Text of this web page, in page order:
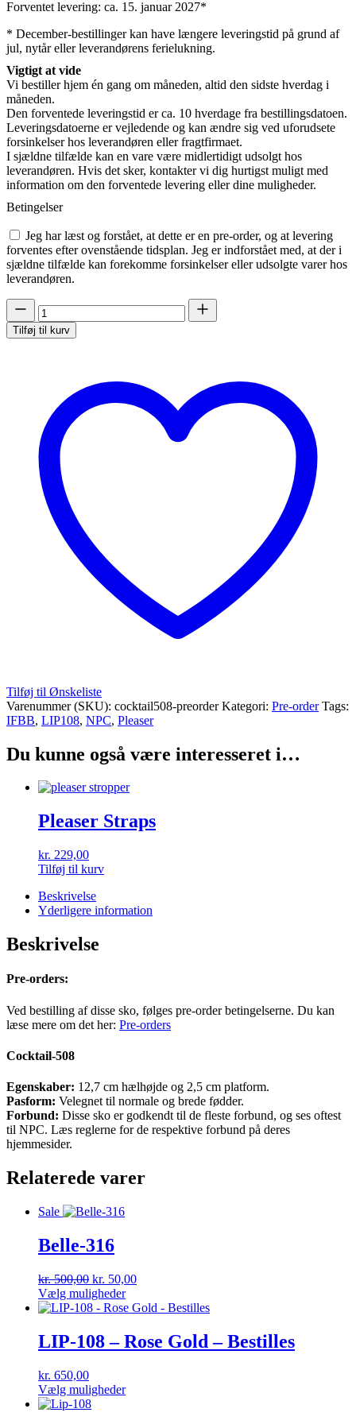
Forventet levering: ca. 15. januar 2027*
* December-bestillinger kan have længere leveringstid på grund af
jul, nytår eller leverandørens ferielukning.
Vigtigt at vide
Vi bestiller hjem én gang om måneden, altid den sidste hverdag i
måneden.
Den forventede leveringstid er ca. 10 hverdage fra bestillingsdatoen.
Leveringsdatoerne er vejledende og kan ændre sig ved uforudsete
forsinkelser hos leverandøren eller fragtfirmaet.
I sjældne tilfælde kan en vare være midlertidigt udsolgt hos
leverandøren. Hvis det sker, kontakter vi dig hurtigst muligt med
information om den forventede levering eller dine muligheder.
Betingelser
Jeg har læst og forstået, at dette er en pre-order, og at levering
forventes efter ovenstående tidsplan. Jeg er indforstået med, at der i
sjældne tilfælde kan forekomme forsinkelser eller udsolgte varer hos
leverandøren.
Cocktail-
508
(Pre-
Tilføj til kurv
Tilføj til Ønskeliste
Varenummer (SKU): cocktail508-preorder Kategori: Pre-order Tags:
IFBB, LIP108, NPC, Pleaser
Du kunne også være interesseret i…
Pleaser Straps
kr. 229,00
Tilføj til kurv
Beskrivelse
Yderligere information
Beskrivelse
Pre-orders:
Ved bestilling af disse sko, følges pre-order betingelserne. Du kan
læse mere om det her: Pre-orders
Cocktail-508
Egenskaber: 12,7 cm hælhøjde og 2,5 cm platform.
Pasform: Velegnet til normale og brede fødder.
Forbund: Disse sko er godkendt til de fleste forbund, og ses oftest
til NPC. Læs reglerne for de respektive forbund på deres
hjemmesider.
Relaterede varer
Sale
Belle-316
kr.500,00 Den
oprindelige
pris
kr. 500,00.
kr. 50,00Den
pris
kr. 50,00.
Vælg mulighederDette
vare
flere
varianter.
vælges
LIP-108 – Rose Gold – Bestilles
kr. 650,00
Vælg mulighederDette